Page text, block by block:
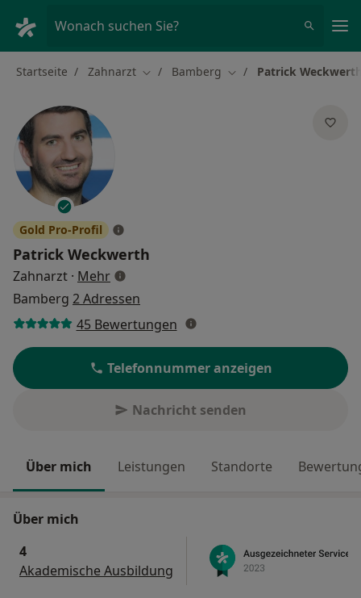
Wonach suchen Sie?
Startseite Zahnarzt Stadt ändern
Bamberg Stadt ändern
Patrick
Gold Pro-Profil
Patrick Weckwerth
Zahnarzt · Mehrüber Spezialisierungen
Bamberg 2 Adressen
45 Bewertungen
Telefonnummer anzeigen
Nachricht senden
Über mich Leistungen Standorte
Über mich
4
Akademische Ausbildung